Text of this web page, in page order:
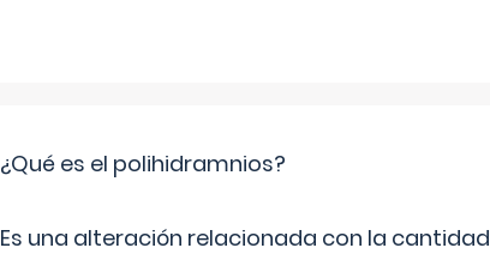
¿Qué es el polihidramnios?
Es una alteración relacionada con la